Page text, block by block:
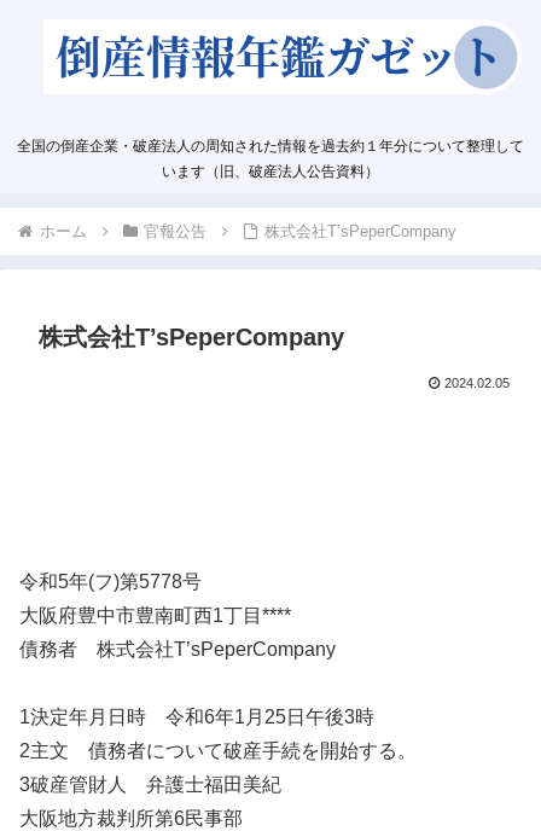
全国の倒産企業・破産法人の周知された情報を過去約１年分について整理して
います（旧、破産法人公告資料）
ホーム 官報公告 株式会社T’sPeperCompany
株式会社T’sPeperCompany
2024.02.05
令和5年(フ)第5778号
大阪府豊中市豊南町西1丁目****
債務者 株式会社T’sPeperCompany
1決定年月日時 令和6年1月25日午後3時
2主文 債務者について破産手続を開始する。
3破産管財人 弁護士福田美紀
大阪地方裁判所第6民事部